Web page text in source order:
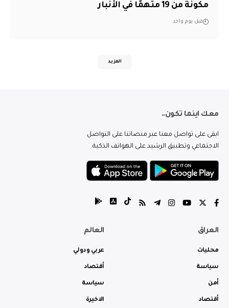
مكونة من 19 متهمًا في الأنبار
قبل يوم واحد
المزيد
معك اينما تكون..
ابقى على تواصل معنا عبر منصاتنا على التواصل
الاجتماعي وتطبيق الرشيد على الهواتف الذكية.
العراق
محليات
سياسة
أمن
أقتصاد
العالم
عربي ودولي
أقتصاد
سياسة
الاخيرة